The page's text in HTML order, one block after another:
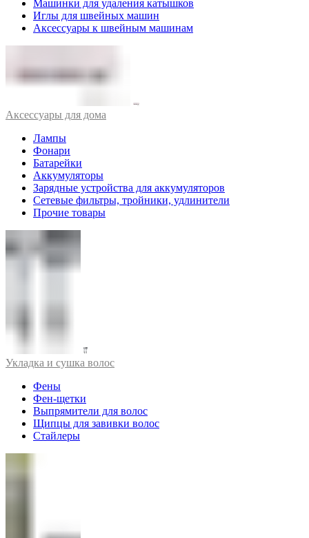
Машинки для удаления катышков
Иглы для швейных машин
Аксессуары к швейным машинам
Аксессуары для дома
Лампы
Фонари
Батарейки
Аккумуляторы
Зарядные устройства для аккумуляторов
Сетевые фильтры, тройники, удлинители
Прочие товары
Укладка и сушка волос
Фены
Фен-щетки
Выпрямители для волос
Щипцы для завивки волос
Стайлеры